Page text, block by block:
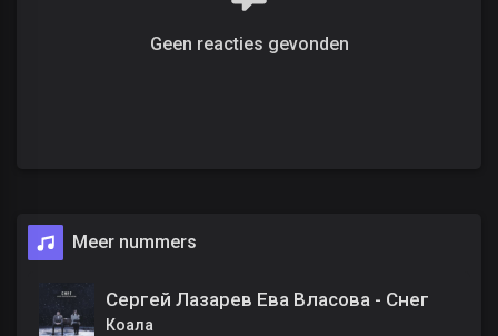
Geen reacties gevonden
Meer nummers
Сергей Лазарев Ева Власова - Снег
Коала